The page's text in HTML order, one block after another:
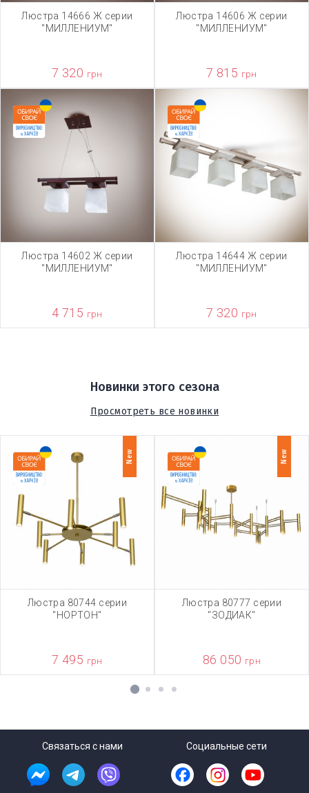
Люстра 14666 Ж серии
"МИЛЛЕНИУМ"
7 320 грн
Люстра 14606 Ж серии
"МИЛЛЕНИУМ"
7 815 грн
Люстра 14602 Ж серии
"МИЛЛЕНИУМ"
4 715 грн
Люстра 14644 Ж серии
"МИЛЛЕНИУМ"
7 320 грн
Новинки этого сезона
Просмотреть все новинки
New
Люстра 80744 серии
"НОРТОН"
7 495 грн
New
Люстра 80777 серии
"ЗОДИАК"
86 050 грн
1 2 3 4
Связаться с нами Социальные сети